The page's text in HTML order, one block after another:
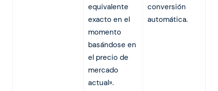
equivalente
exacto en el
momento
basándose en
el precio de
mercado
actual».
conversión
automática.